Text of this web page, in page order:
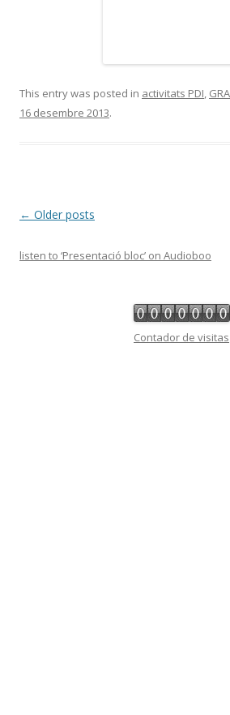
This entry was posted in activitats PDI,
16 desembre 2013.
Post
← Older posts
listen to ‘Presentació bloc’ on Audioboo
Contador de visitas